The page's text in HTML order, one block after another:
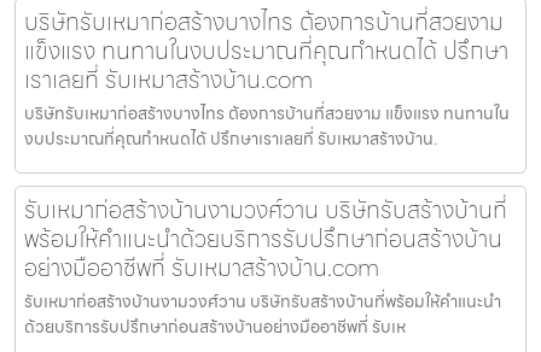
บริษัทรับเหมาก่อสร้างบางไทร ต้องการบ้านที่สวยงาม
แข็งแรง ทนทานในงบประมาณที่คุณกำหนดได้ ปรึกษา
เราเลยที่ รับเหมาสร้างบ้าน.com
บริษัทรับเหมาก่อสร้างบางไทร ต้องการบ้านที่สวยงาม แข็งแรง ทนทานใน
งบประมาณที่คุณกำหนดได้ ปรึกษาเราเลยที่ รับเหมาสร้างบ้าน.
รับเหมาก่อสร้างบ้านงามวงศ์วาน บริษัทรับสร้างบ้านที่
พร้อมให้คำแนะนำด้วยบริการรับปรึกษาก่อนสร้างบ้าน
อย่างมืออาชีพที่ รับเหมาสร้างบ้าน.com
รับเหมาก่อสร้างบ้านงามวงศ์วาน บริษัทรับสร้างบ้านที่พร้อมให้คำแนะนำ
ด้วยบริการรับปรึกษาก่อนสร้างบ้านอย่างมืออาชีพที่ รับเห